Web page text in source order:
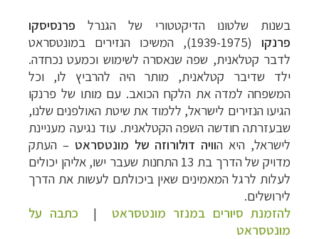
בשנות שלטונו הדיקטטורי של הגנרל פרנסיסקו
פרנקו
(1939-1975), המשיכו הנזירים במונטסראט
לדבר קטלאנית, שפה שנאסרה לשימוש וכמעט נכחדה.
ילד שדיבר קטלאנית, מותר היה להרביץ לו, וכל
המשפחה למדה את הלקח הכואב. עם מותו של פרנקו
הגיעו הנזירים לישראל, ללמוד את שיטת האולפנים שלנו,
שבעזרתה חודשה השפה הקטלאנית. עוד נגיעה מעניינת
לישראל, היא הוויה דולורוזה של מונטסראט – העתק
מדויק של הדרך בת 13 התחנות שעבר ישו, אליהן יכולים
לעלות לרגל המאמינים שאין ביכולתם לעשות את הדרך
לירושלים.
להזמנת סיורים במנזר מונטסראט | כתבה על
מונטסראט